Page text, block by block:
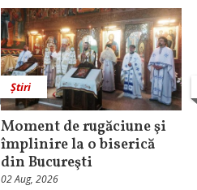
Știri
Moment de rugăciune şi
împlinire la o biserică
din Bucureşti
02 Aug, 2026